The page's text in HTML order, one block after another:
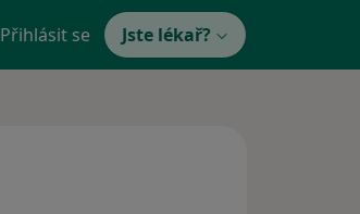
Přihlásit se Jste lékař?